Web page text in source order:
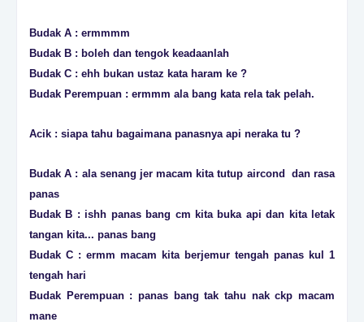
Budak A : ermmmm
Budak B : boleh dan tengok keadaanlah
Budak C : ehh bukan ustaz kata haram ke ?
Budak Perempuan : ermmm ala bang kata rela tak pelah.
Acik : siapa tahu bagaimana panasnya api neraka tu ?
Budak A : ala senang jer macam kita tutup aircond dan rasa
panas
Budak B : ishh panas bang cm kita buka api dan kita letak
tangan kita... panas bang
Budak C : ermm macam kita berjemur tengah panas kul 1
tengah hari
Budak Perempuan : panas bang tak tahu nak ckp macam
mane